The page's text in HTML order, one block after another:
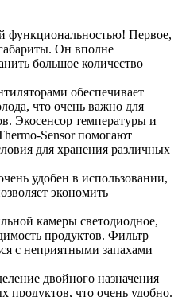
функциональностью! Первое,
габариты. Он вполне
большое количество
обеспечивает
что очень важно для
Экосенсор температуры и
Sensor помогают
для хранения различных
удобен в использовании,
экономить
камеры светодиодное,
продуктов. Фильтр
с неприятными запахами
двойного назначения
что очень удобно.